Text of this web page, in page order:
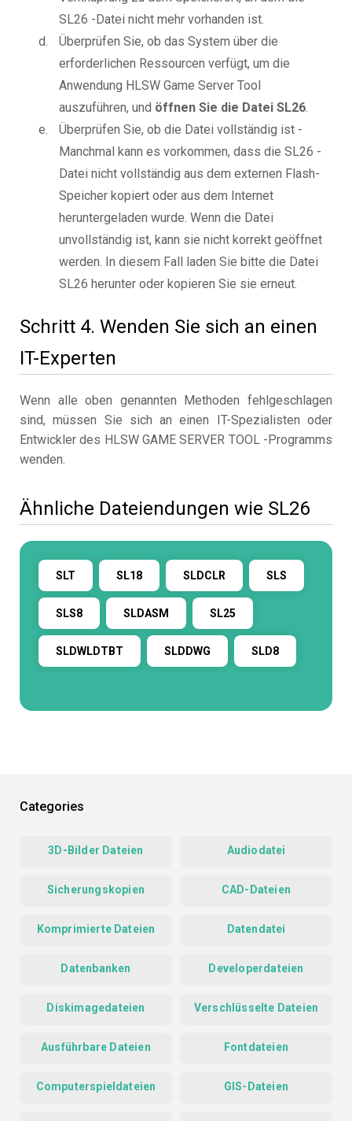
SL26 -Datei nicht mehr vorhanden ist.
Überprüfen Sie, ob das System über die
erforderlichen Ressourcen verfügt, um die
Anwendung HLSW Game Server Tool
auszuführen, und öffnen Sie die Datei SL26.
Überprüfen Sie, ob die Datei vollständig ist -
Manchmal kann es vorkommen, dass die SL26 -
Datei nicht vollständig aus dem externen Flash-
Speicher kopiert oder aus dem Internet
heruntergeladen wurde. Wenn die Datei
unvollständig ist, kann sie nicht korrekt geöffnet
werden. In diesem Fall laden Sie bitte die Datei
SL26 herunter oder kopieren Sie sie erneut.
Schritt 4. Wenden Sie sich an einen
IT-Experten
Wenn alle oben genannten Methoden fehlgeschlagen
sind, müssen Sie sich an einen IT-Spezialisten oder
Entwickler des HLSW GAME SERVER TOOL -Programms
wenden.
Ähnliche Dateiendungen wie SL26
SLT SL18 SLDCLR SLS
SLS8 SLDASM SL25
SLDWLDTBT SLDDWG SLD8
Categories
3D-Bilder Dateien Audiodatei
Sicherungskopien CAD-Dateien
Komprimierte Dateien Datendatei
Datenbanken Developerdateien
Diskimagedateien Verschlüsselte Dateien
Ausführbare Dateien Fontdateien
Computerspieldateien GIS-Dateien